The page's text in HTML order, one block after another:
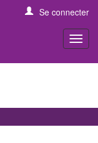
Se connecter